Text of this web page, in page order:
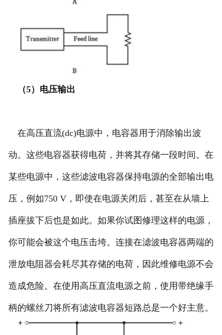
（5）电压输出
在高压直流(dc)电源中，电容器用于消除输出波
动。这些电容器获得电荷，并将其存储一段时间。在
某些电源中，这些滤波电容器保持电源的全部输出电
压，例如750 V，即使在电源关闭后，甚至在从墙上
插座拔下后也是如此。如果你试图修理这样的电源，
你可能会被这个电压击垮。连接在滤波电容器两端的
泄放电阻器会耗尽其存储的电荷，因此维修电源不会
造成危险。在使用高压直流电源之前，使用带绝缘手
柄的螺丝刀将所有滤波电容器短路总是一个好主意。